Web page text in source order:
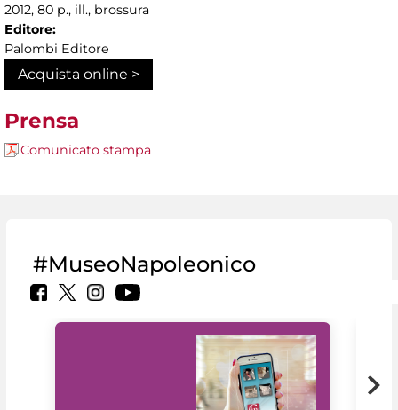
2012, 80 p., ill., brossura
Editore:
Palombi Editore
Acquista online >
Prensa
Comunicato stampa
#MuseoNapoleonico